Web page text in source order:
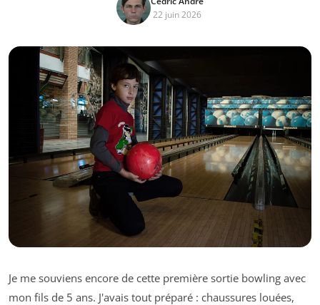
22 juin 2026
Je me souviens encore de cette première sortie bowling avec
mon fils de 5 ans. J'avais tout préparé : chaussures louées,